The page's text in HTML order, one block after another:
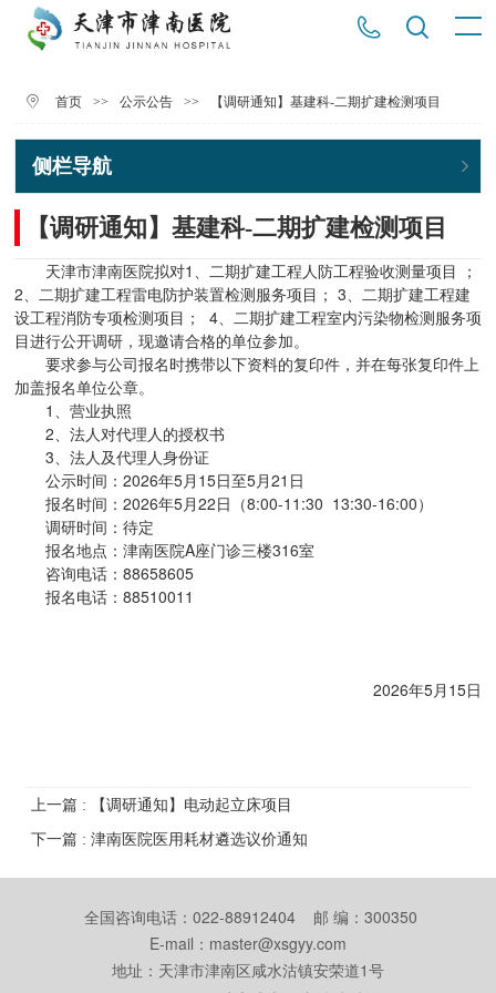
首页 >> 公示公告 >> 【调研通知】基建科-二期扩建检测项目
侧栏导航
【调研通知】基建科-二期扩建检测项目
天津市津南医院拟对1、二期扩建工程人防工程验收测量项目 ；
2、二期扩建工程雷电防护装置检测服务项目； 3、二期扩建工程建
设工程消防专项检测项目； 4、二期扩建工程室内污染物检测服务项
目进行公开调研，现邀请合格的单位参加。
要求参与公司报名时携带以下资料的复印件，并在每张复印件上
加盖报名单位公章。
1、营业执照
2、法人对代理人的授权书
3、法人及代理人身份证
公示时间：2026年5月15日至5月21日
报名时间：2026年5月22日（8:00-11:30 13:30-16:00）
调研时间：待定
报名地点：津南医院A座门诊三楼316室
咨询电话：88658605
报名电话：88510011
2026年5月15日
上一篇 : 【调研通知】电动起立床项目
下一篇 : 津南医院医用耗材遴选议价通知
全国咨询电话：022-88912404 邮 编：300350
E-mail：master@xsgyy.com
地址：天津市津南区咸水沽镇安荣道1号